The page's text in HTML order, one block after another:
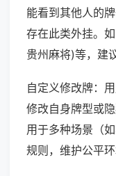
能看到其他人的
存在此类外挂。
贵州麻将)等，建
自定义修改牌：
修改自身牌型或
用于多种场景（
规则，维护公平环